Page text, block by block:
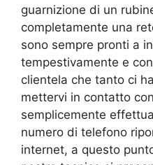
guarnizione di un
completamente una
sono sempre pronti a
tempestivamente e
clientela che tanto ci
mettervi in contatto
semplicemente
numero di telefono
internet, a questo